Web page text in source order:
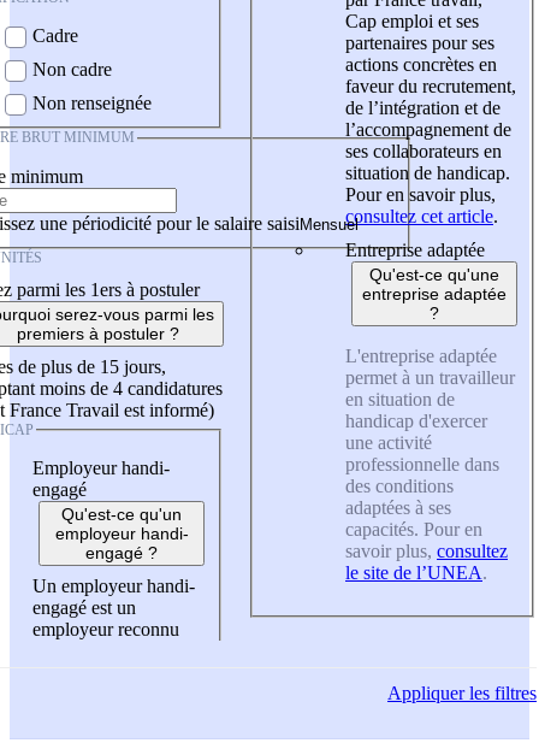
Cadre
Non cadre
Non renseignée
BRUT MINIMUM
minimum
une périodicité pour le salaire saisi
parmi les 1ers à postuler
serez-vous parmi les
premiers à postuler ?
de plus de 15 jours,
moins de 4 candidatures
France Travail est informé)
Employeur handi-
engagé
Qu'est-ce qu'un
employeur handi-
engagé ?
Un employeur handi-
engagé est un
employeur reconnu
Cap emploi et ses
partenaires pour ses
actions concrètes en
faveur du recrutement,
de l’intégration et de
l’accompagnement de
ses collaborateurs en
situation de handicap.
Pour en savoir plus,
consultez cet article.
Entreprise adaptée
Qu'est-ce qu'une
entreprise adaptée
?
L'entreprise adaptée
permet à un travailleur
en situation de
handicap d'exercer
une activité
professionnelle dans
des conditions
adaptées à ses
capacités. Pour en
savoir plus, consultez
le site de l’UNEA.
Appliquerles filtres